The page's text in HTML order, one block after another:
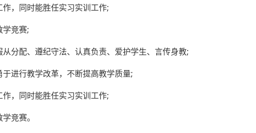
，同时能胜任实习实训工作;
学竞赛;
分配、遵纪守法、认真负责、爱护学生、言传身教;
进行教学改革，不断提高教学质量;
，同时能胜任实习实训工作;
竞赛。